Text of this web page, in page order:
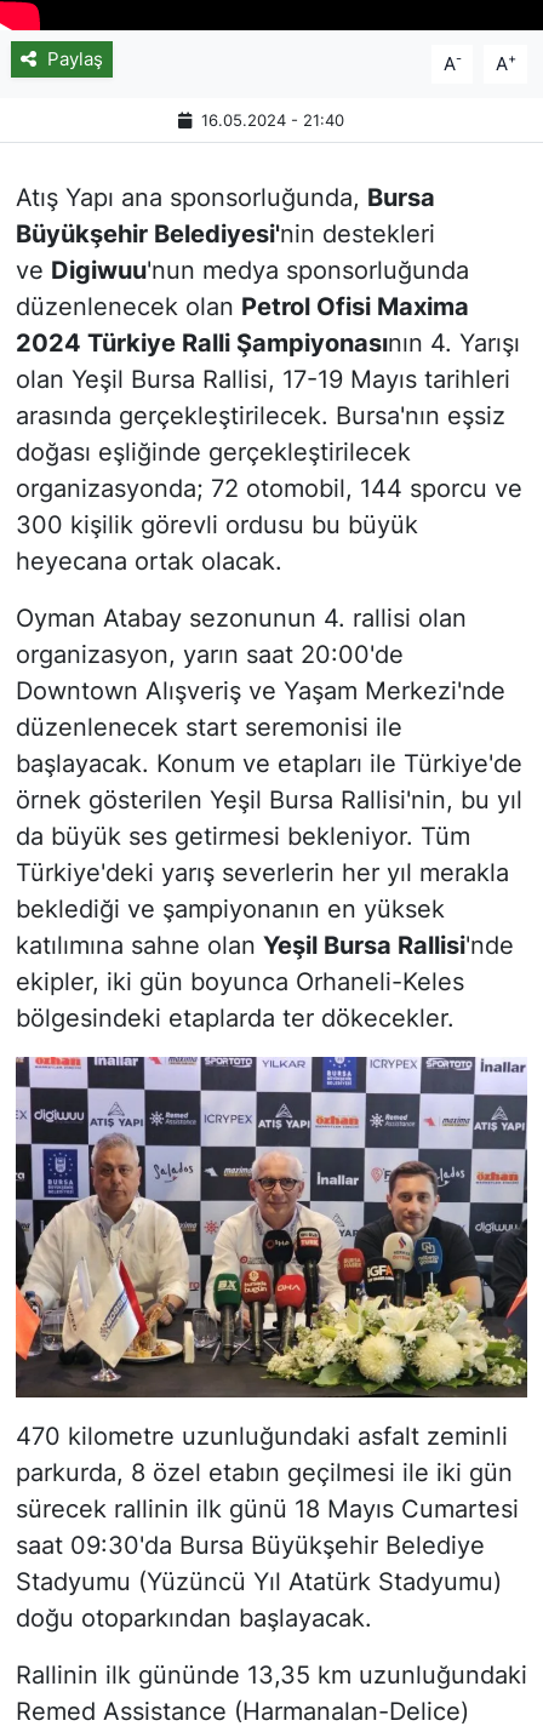
Paylaş A- A+
16.05.2024 - 21:40
Atış Yapı ana sponsorluğunda, Bursa
Büyükşehir Belediyesi'nin destekleri
ve Digiwuu'nun medya sponsorluğunda
düzenlenecek olan Petrol Ofisi Maxima
2024 Türkiye Ralli Şampiyonasının 4. Yarışı
olan Yeşil Bursa Rallisi, 17-19 Mayıs tarihleri
arasında gerçekleştirilecek. Bursa'nın eşsiz
doğası eşliğinde gerçekleştirilecek
organizasyonda; 72 otomobil, 144 sporcu ve
300 kişilik görevli ordusu bu büyük
heyecana ortak olacak.
Oyman Atabay sezonunun 4. rallisi olan
organizasyon, yarın saat 20:00'de
Downtown Alışveriş ve Yaşam Merkezi'nde
düzenlenecek start seremonisi ile
başlayacak. Konum ve etapları ile Türkiye'de
örnek gösterilen Yeşil Bursa Rallisi'nin, bu yıl
da büyük ses getirmesi bekleniyor. Tüm
Türkiye'deki yarış severlerin her yıl merakla
beklediği ve şampiyonanın en yüksek
katılımına sahne olan Yeşil Bursa Rallisi'nde
ekipler, iki gün boyunca Orhaneli-Keles
bölgesindeki etaplarda ter dökecekler.
470 kilometre uzunluğundaki asfalt zeminli
parkurda, 8 özel etabın geçilmesi ile iki gün
sürecek rallinin ilk günü 18 Mayıs Cumartesi
saat 09:30'da Bursa Büyükşehir Belediye
Stadyumu (Yüzüncü Yıl Atatürk Stadyumu)
doğu otoparkından başlayacak.
Rallinin ilk gününde 13,35 km uzunluğundaki
Remed Assistance (Harmanalan-Delice)